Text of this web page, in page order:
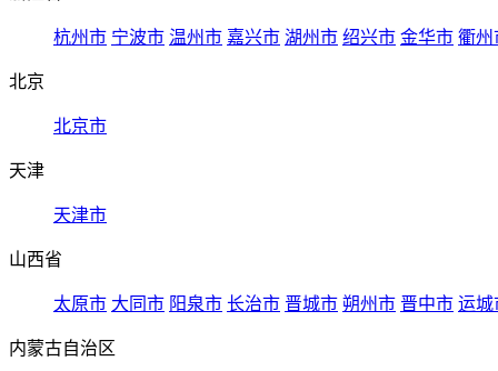
杭州市 宁波市 温州市 嘉兴市 湖州市 绍兴市 金华市 衢州
北京
北京市
天津
天津市
山西省
太原市 大同市 阳泉市 长治市 晋城市 朔州市 晋中市 运城
内蒙古自治区